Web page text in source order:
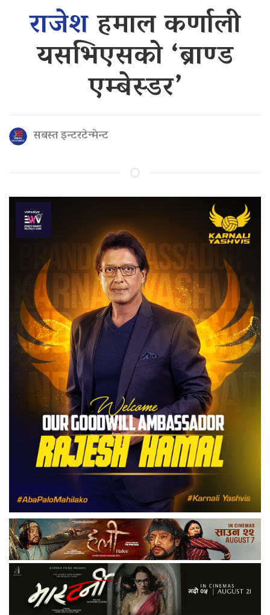
राजेशहमाल कर्णाली
यसभिएसको ‘ब्राण्ड
एम्बेस्डर’
सबस्त इन्टरटेन्मेन्ट